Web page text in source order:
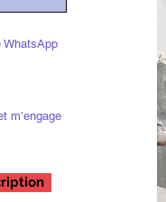
WhatsApp
m’engage